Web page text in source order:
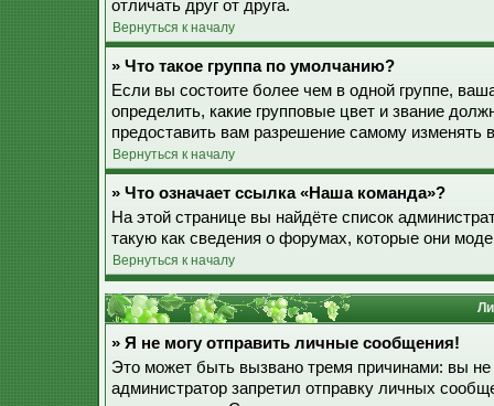
отличать друг от друга.
Вернуться к началу
» Что такое группа по умолчанию?
Если вы состоите более чем в одной группе,
определить, какие групповые цвет и звание
предоставить вам разрешение самому
Вернуться к началу
» Что означает ссылка «Наша команда»?
На этой странице вы найдёте список
такую как сведения о форумах, которые они
Вернуться к началу
» Я не могу отправить личные сообщения!
Это может быть вызвано тремя причинами: вы
администратор запретил отправку личных